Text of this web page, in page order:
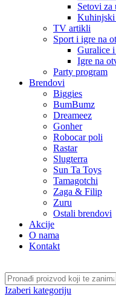
Setovi za
Kuhinjski
TV artikli
Sport i igre na
Guralice
Igre na
Party program
Brendovi
Biggies
BumBumz
Dreameez
Gonher
Robocar poli
Rastar
Slugterra
Sun Ta Toys
Tamagotchi
Zaga & Filip
Zuru
Ostali brendovi
Akcije
O nama
Kontakt
Izaberi kategoriju